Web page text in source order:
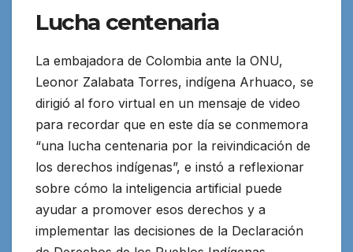
Lucha centenaria
La embajadora de Colombia ante la ONU,
Leonor Zalabata Torres, indígena Arhuaco, se
dirigió al foro virtual en un mensaje de video
para recordar que en este día se conmemora
“una lucha centenaria por la reivindicación de
los derechos indígenas”, e instó a reflexionar
sobre cómo la inteligencia artificial puede
ayudar a promover esos derechos y a
implementar las decisiones de la Declaración